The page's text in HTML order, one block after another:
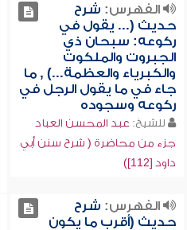
الفهرس: شرح
حديث (... يقول في
ركوعه: سبحان ذي
الجبروت والملكوت
والكبرياء والعظمة...) , ما
جاء في ما يقول الرجل في
ركوعه وسجوده
للشيخ: عبد المحسن العباد
جزء من محاضرة ( شرح سنن أبي
داود [112])
الفهرس: شرح
حديث (أقرب ما يكون